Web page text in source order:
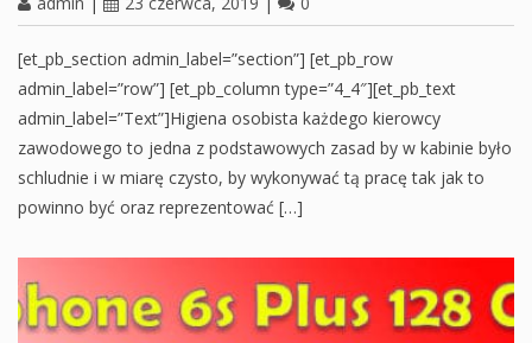
[et_pb_section admin_label=”section”] [et_pb_row
admin_label=”row”] [et_pb_column type=”4_4″][et_pb_text
admin_label=”Text”]Higiena osobista każdego kierowcy
zawodowego to jedna z podstawowych zasad by w kabinie było
schludnie i w miarę czysto, by wykonywać tą pracę tak jak to
powinno być oraz reprezentować […]